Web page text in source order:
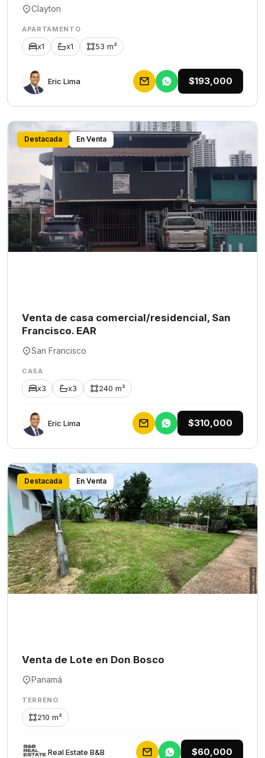
Clayton
APARTAMENTO
x1 x1 53 m²
Eric Lima $193,000
Destacada En Venta
Venta de casa comercial/residencial, San
Francisco. EAR
San Francisco
CASA
x3 x3 240 m²
Eric Lima $310,000
Destacada En Venta
Venta de Lote en Don Bosco
Panamá
TERRENO
210 m²
Rеаl Еstаtе В&В $60,000